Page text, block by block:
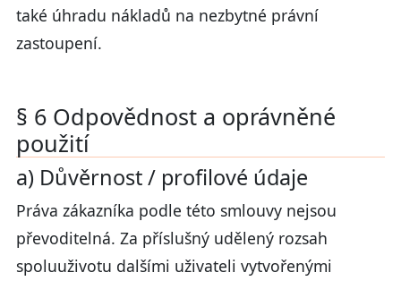
také úhradu nákladů na nezbytné právní
zastoupení.
§ 6 Odpovědnost a oprávněné
použití
a) Důvěrnost / profilové údaje
Práva zákazníka podle této smlouvy nejsou
převoditelná. Za příslušný udělený rozsah
spoluuživotu dalšími uživateli vytvořenými